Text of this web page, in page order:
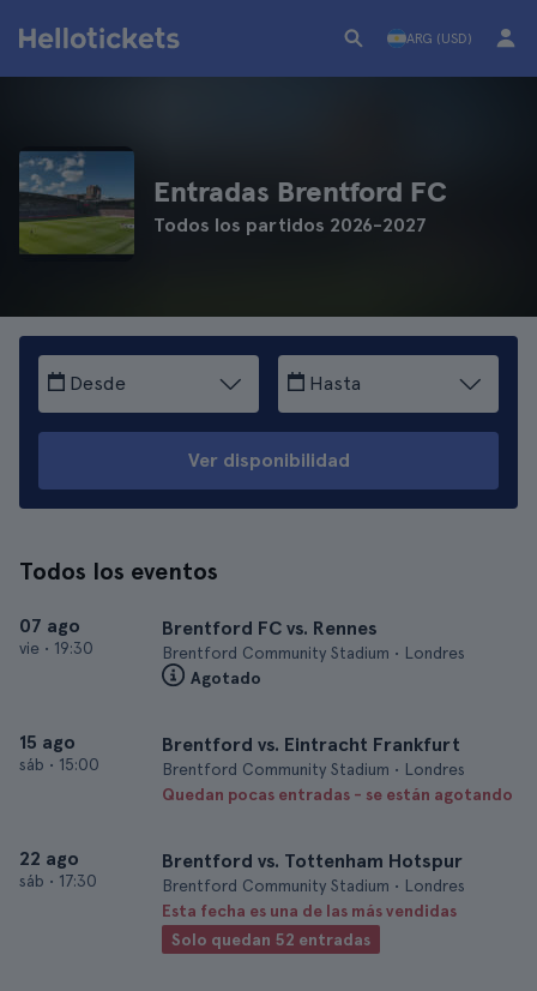
ARG (USD)
Entradas Brentford FC
Todos los partidos 2026-2027
Desde Hasta
Ver disponibilidad
Todos los eventos
07 ago
vie • 19:30
Brentford FC vs. Rennes
Brentford Community Stadium • Londres
Agotado
15 ago
sáb • 15:00
Brentford vs. Eintracht Frankfurt
Brentford Community Stadium • Londres
Quedan pocas entradas - se están agotando
22 ago
sáb • 17:30
Brentford vs. Tottenham Hotspur
Brentford Community Stadium • Londres
Esta fecha es una de las más vendidas
Solo quedan 52 entradas